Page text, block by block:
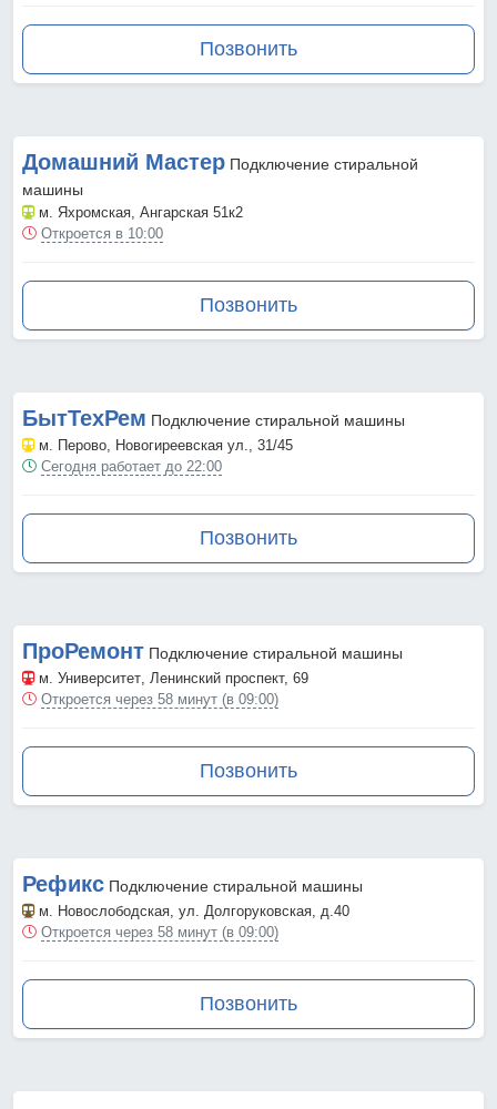
Позвонить
Домашний Мастер Подключение стиральной
машины
м. Яхромская, Ангарская 51к2
Откроется в 10:00
Позвонить
БытТехРем Подключение стиральной машины
м. Перово, Новогиреевская ул., 31/45
Сегодня работает до 22:00
Позвонить
ПроРемонт Подключение стиральной машины
м. Университет, Ленинский проспект, 69
Откроется через 58 минут (в 09:00)
Позвонить
Рефикс Подключение стиральной машины
м. Новослободская, ул. Долгоруковская, д.40
Откроется через 58 минут (в 09:00)
Позвонить